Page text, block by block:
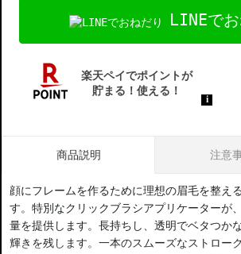
LINEでお
商品説明 注意
顔にフレームを作るために理想の眉毛を整え
す。特別なクリックブラシアプリケーターが
量を提供します。長持ちし、透明でベタつか
輝きを残します。一本のスムーズなストロー